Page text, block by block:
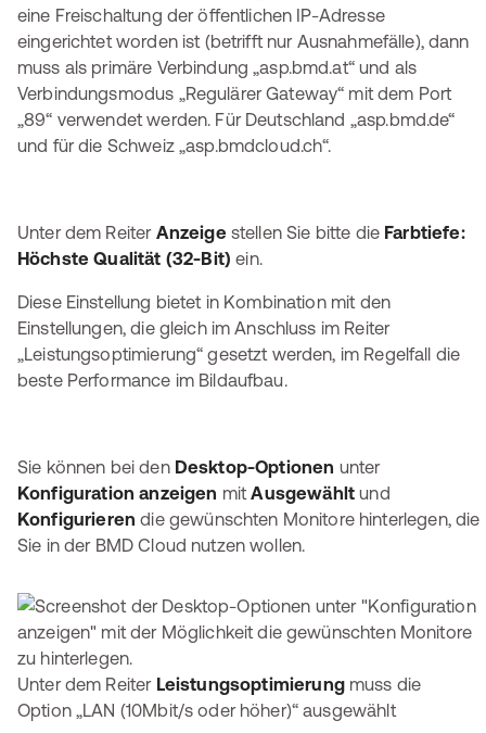
eine Freischaltung der öffentlichen IP-Adresse
eingerichtet worden ist (betrifft nur Ausnahmefälle), dann
muss als primäre Verbindung „asp.bmd.at“ und als
Verbindungsmodus „Regulärer Gateway“ mit dem Port
„89“ verwendet werden. Für Deutschland „asp.bmd.de“
und für die Schweiz „asp.bmdcloud.ch“.
Unter dem Reiter Anzeige stellen Sie bitte die Farbtiefe:
Höchste Qualität (32-Bit) ein.
Diese Einstellung bietet in Kombination mit den
Einstellungen, die gleich im Anschluss im Reiter
„Leistungsoptimierung“ gesetzt werden, im Regelfall die
beste Performance im Bildaufbau.
Sie können bei den Desktop-Optionen unter
Konfiguration anzeigen mitAusgewähltund
Konfigurierendie gewünschten Monitore hinterlegen, die
Sie in der BMD Cloud nutzen wollen.
Unter dem Reiter Leistungsoptimierungmuss die
Option „LAN (10Mbit/s oder höher)“ ausgewählt